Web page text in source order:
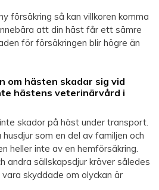
försäkring så kan villkoren komma
att din häst får ett sämre
för försäkringen blir högre än
om hästen skadar sig vid
hästens veterinärvård i
skador på häst under transport.
som en del av familjen och
heller inte av en hemförsäkring.
andra sällskapsdjur kräver således
skyddade om olyckan är